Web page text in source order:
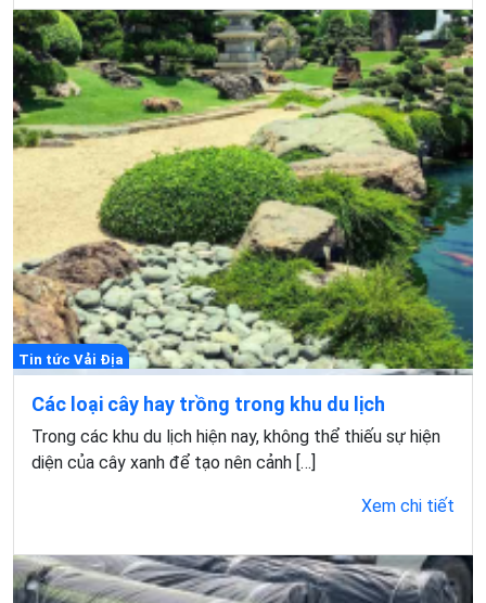
Tin tức Vải Địa
Các loại cây hay trồng trong khu du lịch
Trong các khu du lịch hiện nay, không thể thiếu sự hiện
diện của cây xanh để tạo nên cảnh […]
Xem chi tiết